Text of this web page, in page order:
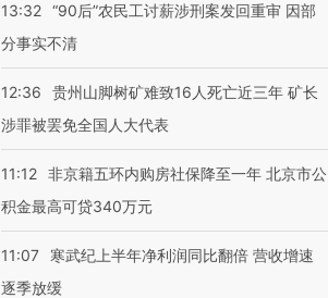
13:32 “90后”农民工讨薪涉刑案发回重审 因部
分事实不清
12:36
贵州山脚树矿难致16人死亡近三年 矿长
涉罪被罢免全国人大代表
11:12 非京籍五环内购房社保降至一年 北京市公
积金最高可贷340万元
11:07
寒武纪上半年净利润同比翻倍 营收增速
逐季放缓